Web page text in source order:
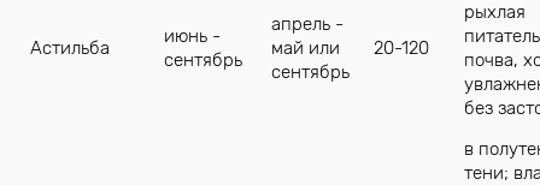
Астильба
июнь -
сентябрь
апрель -
май или
сентябрь
20-120
рыхлая
почва,
без
в
тени;